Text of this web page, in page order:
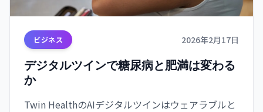
ビジネス 2026年2月17日
デジタルツインで糖尿病と肥満は変わる
か
Twin HealthのAIデジタルツインはウェアラブルと